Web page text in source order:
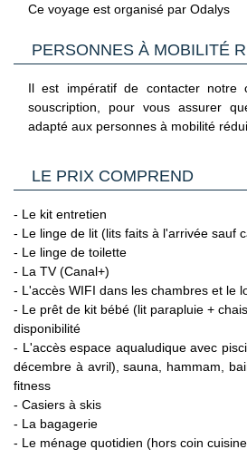
Ce voyage est organisé par Odalys
PERSONNES À MOBILITÉ
Il est impératif de contacter notre
souscription, pour vous assurer
adapté aux personnes à mobilité
LE PRIX COMPREND
- Le kit entretien
- Le linge de lit (lits faits à l'arrivée sauf
- Le linge de toilette
- La TV (Canal+)
- L'accès WIFI dans les chambres et le
- Le prêt de kit bébé (lit parapluie +
disponibilité
- L'accès espace aqualudique avec
décembre à avril), sauna, hammam,
fitness
- Casiers à skis
- La bagagerie
- Le ménage quotidien (hors coin